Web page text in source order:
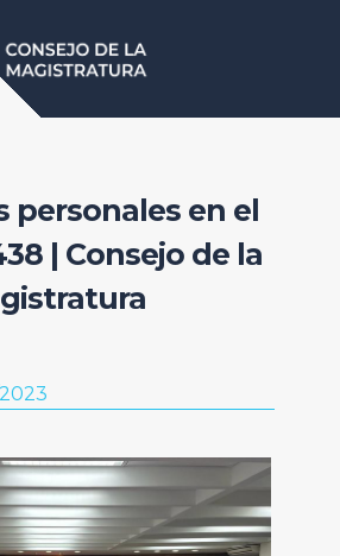
personales en el
| Consejo de la